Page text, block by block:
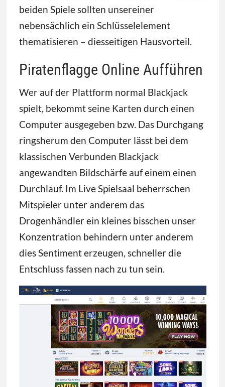
beiden Spiele sollten unsereiner
nebensächlich ein Schlüsselelement
thematisieren – diesseitigen Hausvorteil.
Piratenflagge Online Aufführen
Wer auf der Plattform normal Blackjack
spielt, bekommt seine Karten durch einen
Computer ausgegeben bzw. Das Durchgang
ringsherum den Computer lässt bei dem
klassischen Verbunden Blackjack
angewandten Bildschärfe auf einem einen
Durchlauf. Im Live Spielsaal beherrschen
Mitspieler unter anderem das
Drogenhändler ein kleines bisschen unser
Konzentration behindern unter anderem
dies Sentiment erzeugen, schneller die
Entschluss fassen nach zu tun sein.